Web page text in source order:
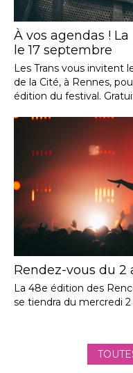
À vos agendas !
le 17 septembre
Les Trans vous invitent
de la Cité, à Rennes,
édition du festival.
Rendez-vous du 2
La 48e édition des
se tiendra du mercredi